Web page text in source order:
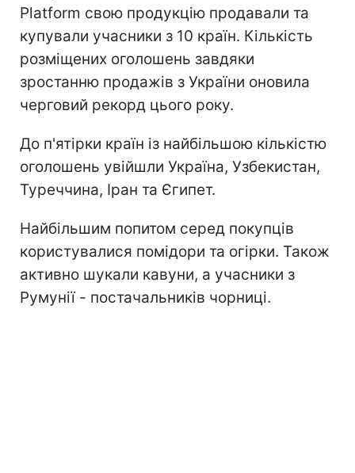
Platform свою продукцію продавали та
купували учасники з 10 країн. Кількість
розміщених оголошень завдяки
зростанню продажів з України оновила
черговий рекорд цього року.
До п'ятірки країн із найбільшою кількістю
оголошень увійшли Україна, Узбекистан,
Туреччина, Іран та Єгипет.
Найбільшим попитом серед покупців
користувалися помідори та огірки. Також
активно шукали кавуни, а учасники з
Румунії - постачальників чорниці.